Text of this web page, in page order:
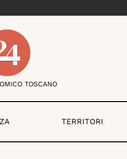
TOSCANO
TERRITORI